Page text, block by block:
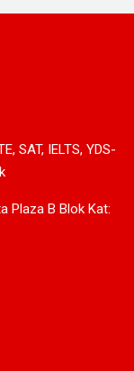
SAT, IELTS, YDS-
Plaza B Blok Kat: